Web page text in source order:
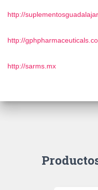
http://
http://
http://sarms.mx